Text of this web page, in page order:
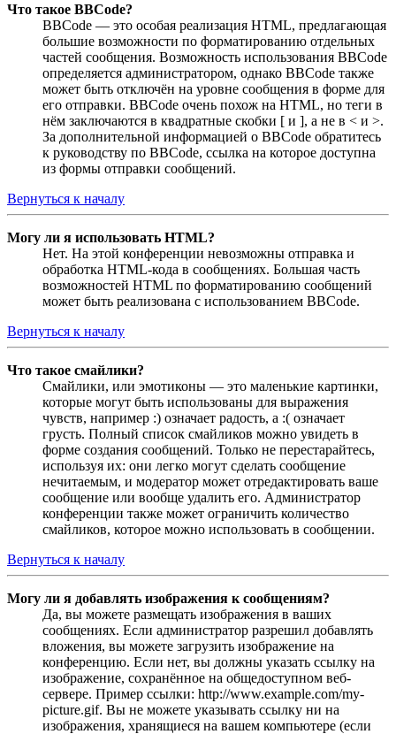
Что такое BBCode?
BBCode — это особая реализация HTML, предлагающая
большие возможности по форматированию отдельных
частей сообщения. Возможность использования BBCode
определяется администратором, однако BBCode также
может быть отключён на уровне сообщения в форме для
его отправки. BBCode очень похож на HTML, но теги в
нём заключаются в квадратные скобки [ и ], а не в < и >.
За дополнительной информацией о BBCode обратитесь
к руководству по BBCode, ссылка на которое доступна
из формы отправки сообщений.
Вернуться к началу
Могу ли я использовать HTML?
Нет. На этой конференции невозможны отправка и
обработка HTML-кода в сообщениях. Большая часть
возможностей HTML по форматированию сообщений
может быть реализована с использованием BBCode.
Вернуться к началу
Что такое смайлики?
Смайлики, или эмотиконы — это маленькие картинки,
которые могут быть использованы для выражения
чувств, например :) означает радость, а :( означает
грусть. Полный список смайликов можно увидеть в
форме создания сообщений. Только не перестарайтесь,
используя их: они легко могут сделать сообщение
нечитаемым, и модератор может отредактировать ваше
сообщение или вообще удалить его. Администратор
конференции также может ограничить количество
смайликов, которое можно использовать в сообщении.
Вернуться к началу
Могу ли я добавлять изображения к сообщениям?
Да, вы можете размещать изображения в ваших
сообщениях. Если администратор разрешил добавлять
вложения, вы можете загрузить изображение на
конференцию. Если нет, вы должны указать ссылку на
изображение, сохранённое на общедоступном веб-
сервере. Пример ссылки: http://www.example.com/my-
picture.gif. Вы не можете указывать ссылку ни на
изображения, хранящиеся на вашем компьютере (если